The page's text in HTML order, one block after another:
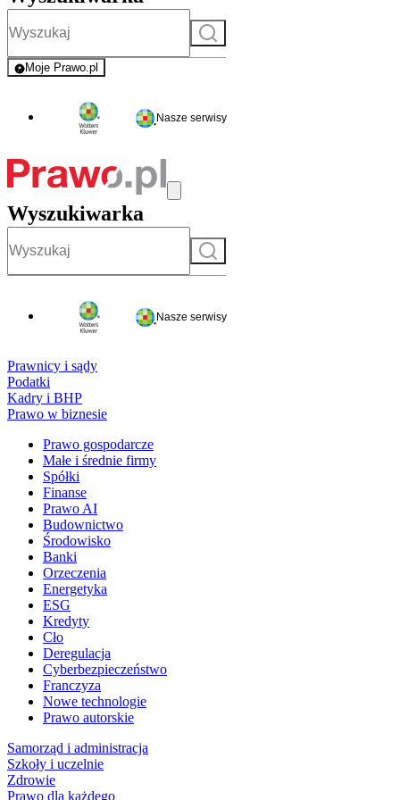
Szukaj
Moje Prawo.pl
- rejestracja i logowanie do serwisu
Nasze serwisy
Wyszukiwarka
Szukaj
Nasze serwisy
Prawnicy i sądy
Podatki
Kadry i BHP
Prawo w biznesie
Prawo gospodarcze
Małe i średnie firmy
Spółki
Finanse
Prawo AI
Budownictwo
Środowisko
Banki
Orzeczenia
Energetyka
ESG
Kredyty
Cło
Deregulacja
Cyberbezpieczeństwo
Franczyza
Nowe technologie
Prawo autorskie
Samorząd i administracja
Szkoły i uczelnie
Zdrowie
Prawo dla każdego